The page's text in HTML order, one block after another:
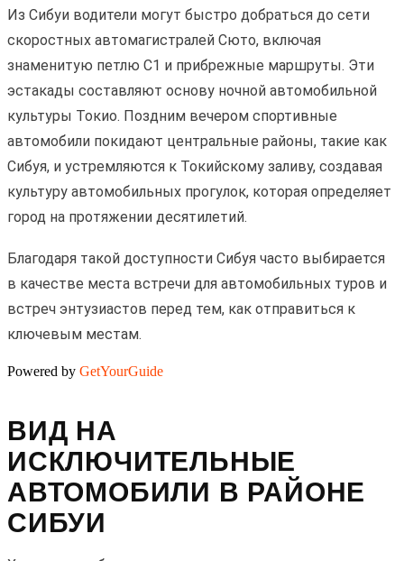
Из Сибуи водители могут быстро добраться до сети
скоростных автомагистралей Сюто, включая
знаменитую петлю C1 и прибрежные маршруты. Эти
эстакады составляют основу ночной автомобильной
культуры Токио. Поздним вечером спортивные
автомобили покидают центральные районы, такие как
Сибуя, и устремляются к Токийскому заливу, создавая
культуру автомобильных прогулок, которая определяет
город на протяжении десятилетий.
Благодаря такой доступности Сибуя часто выбирается
в качестве места встречи для автомобильных туров и
встреч энтузиастов перед тем, как отправиться к
ключевым местам.
Powered by GetYourGuide
ВИД НА
ИСКЛЮЧИТЕЛЬНЫЕ
АВТОМОБИЛИ В РАЙОНЕ
СИБУИ